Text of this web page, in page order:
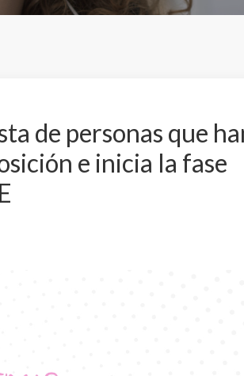
de personas que
e inicia la fase